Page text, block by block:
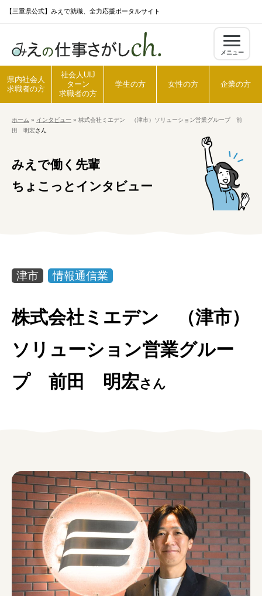
k
c
【三重県公式】みえで就職、全力応援ポータルサイト
メニュー
県内社会人求職者の方
女性の方
企業の方
イベントカレンダー
利用案内
お問い合わせ
個人情報保護方針
みえの就職情報関連サイト
県内社会人
求職者の方
社会人UIJ
ターン
求職者の方
学生の方 女性の方 企業の方
ホーム » インタビュー » 株式会社ミエデン （津市）ソリューション営業グループ 前
田 明宏さん
みえで働く先輩
ちょこっとインタビュー
津市 情報通信業
株式会社ミエデン （津市）
ソリューション営業グルー
プ 前田 明宏さん